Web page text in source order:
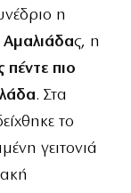
η
ς, η
πέντε πιο
. Στα
το
γειτονιά